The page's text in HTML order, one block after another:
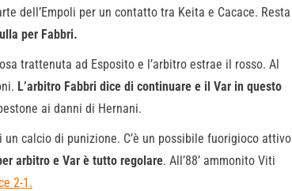
dell’Empoli per un contatto tra Keita e Cacace. Resta
per Fabbri.
trattenuta ad Esposito e l’arbitro estrae il rosso. Al
L’arbitro Fabbri dice di continuare e il Var in questo
ai danni di Hernani.
calcio di punizione. C’è un possibile fuorigioco attivo
arbitro e Var è tutto regolare. All’88’ ammonito Viti
2-1.